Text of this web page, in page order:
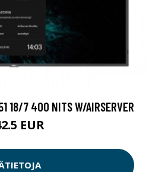
18/7 400 NITS W/AIRSERVER
EUR